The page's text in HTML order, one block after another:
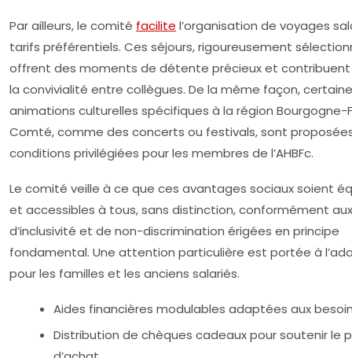
Par ailleurs, le comité facilite l’organisation de voyages
tarifs préférentiels. Ces séjours, rigoureusement
offrent des moments de détente précieux et
la convivialité entre collègues. De la même façon,
animations culturelles spécifiques à la région Bourgogne-
Comté, comme des concerts ou festivals, sont
conditions privilégiées pour les membres de l’AHBFc.
Le comité veille à ce que ces avantages sociaux soient
et accessibles à tous, sans distinction, conformément
d’inclusivité et de non-discrimination érigées en principe
fondamental. Une attention particulière est portée à
pour les familles et les anciens salariés.
Aides financières modulables adaptées aux
Distribution de chèques cadeaux pour soutenir le